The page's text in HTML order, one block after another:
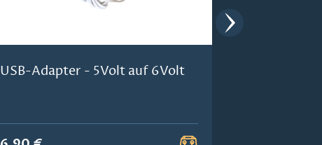
USB-Adapter - 5Volt auf 6Volt